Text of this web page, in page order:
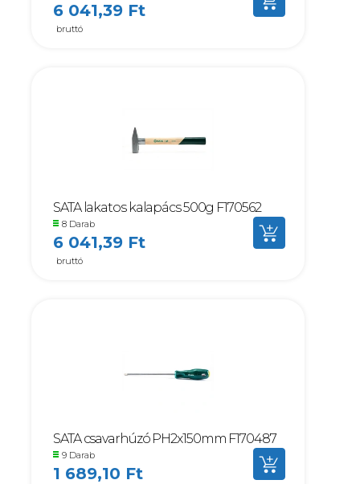
6 041,39 Ft
bruttó
SATA lakatos kalapács 500g F170562
8 Darab
6 041,39 Ft
bruttó
SATA csavarhúzó PH2x150mm F170487
9 Darab
1 689,10 Ft